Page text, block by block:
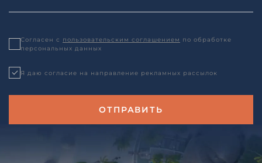
Согласен с пользовательским соглашением по обработке
персональных данных
Я даю согласие на направление рекламных рассылок